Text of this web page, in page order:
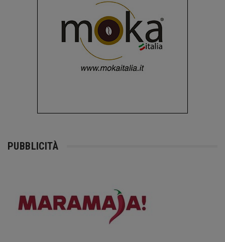
PUBBLICITÀ